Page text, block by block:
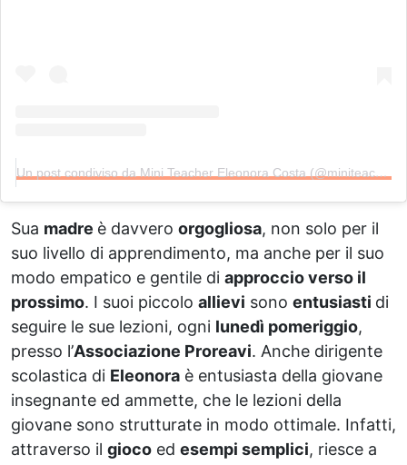
Un post condiviso da Mini Teacher Eleonora Costa (@miniteacher_oficial)
Sua madre è davvero orgogliosa, non solo per il
suo livello di apprendimento, ma anche per il suo
modo empatico e gentile di approccio verso il
prossimo. I suoi piccolo allievi sono entusiasti di
seguire le sue lezioni, ogni lunedì pomeriggio,
presso l’Associazione Proreavi. Anche dirigente
scolastica di Eleonora è entusiasta della giovane
insegnante ed ammette, che le lezioni della
giovane sono strutturate in modo ottimale. Infatti,
attraverso il gioco ed esempi semplici, riesce a